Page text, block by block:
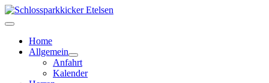
Home
Allgemein
Anfahrt
Kalender